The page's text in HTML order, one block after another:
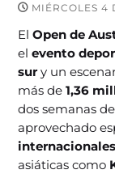
MIÉRCOLES 4
ElOpen de
elevento
sur y un
más de1,36
dos semanas
aprovechado
internacionales
asiáticas como